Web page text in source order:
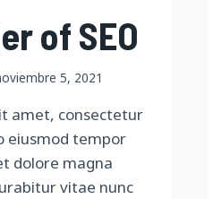
of SEO
5, 2021
amet, consectetur
eiusmod tempor
dolore magna
vitae nunc